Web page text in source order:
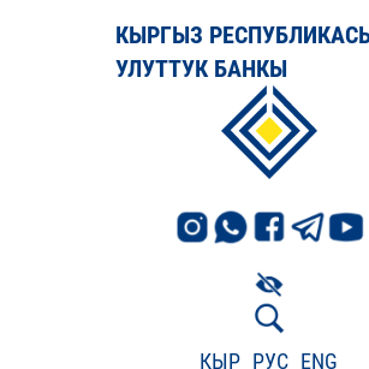
КЫРГЫЗ
УЛУТТУК БАНКЫ
КЫР РУС ENG